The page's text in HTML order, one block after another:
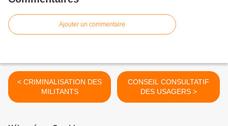
Ajouter un commentaire
< CRIMINALISATION DES
MILITANTS
CONSEIL CONSULTATIF
DES USAGERS >